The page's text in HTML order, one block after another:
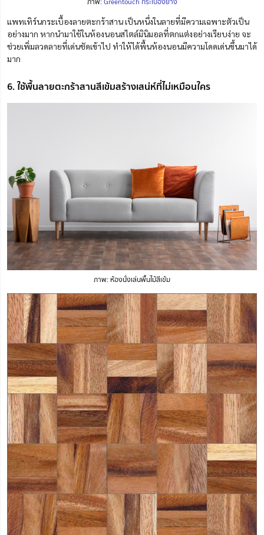
แพทเทิร์นกระเบื้องลายตะกร้าสาน เป็นหนึ่งในลายที่มีความเฉพาะตัวเป็น
อย่างมาก หากนำมาใช้ในห้องนอนสไตล์มินิมอลที่ตกแต่งอย่างเรียบง่าย จะ
ช่วยเพิ่มลวดลายที่เด่นชัดเข้าไป ทำให้ได้พื้นห้องนอนมีความโดดเด่นขึ้นมาได้
มาก
6. ใช้พื้นลายตะกร้าสานสีเข้มสร้างเสน่ห์ที่ไม่เหมือนใคร
ภาพ: ห้องนั่งเล่นพื้นไม้สีเข้ม